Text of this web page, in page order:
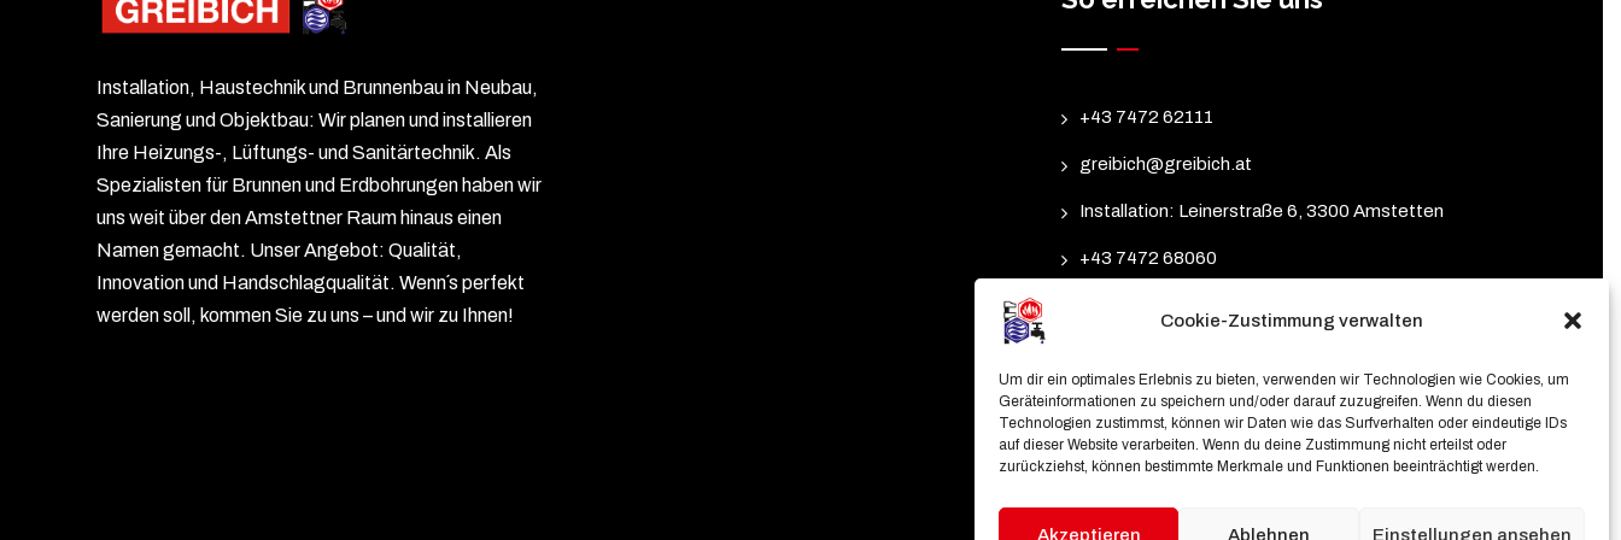
Cookie-Zustimmung verwalten
Um dir ein optimales Erlebnis zu bieten, verwenden wir Technologien wie Cookies, um
Geräteinformationen zu speichern und/oder darauf zuzugreifen. Wenn du diesen
Technologien zustimmst, können wir Daten wie das Surfverhalten oder eindeutige IDs
auf dieser Website verarbeiten. Wenn du deine Zustimmung nicht erteilst oder
zurückziehst, können bestimmte Merkmale und Funktionen beeinträchtigt werden.
Akzeptieren Ablehnen Einstellungen ansehen
Installation, Haustechnik und Brunnenbau in Neubau,
Sanierung und Objektbau: Wir planen und installieren
Ihre Heizungs-, Lüftungs- und Sanitärtechnik. Als
Spezialisten für Brunnen und Erdbohrungen haben wir
uns weit über den Amstettner Raum hinaus einen
Namen gemacht. Unser Angebot: Qualität,
Innovation und Handschlagqualität. Wenn´s perfekt
werden soll, kommen Sie zu uns – und wir zu Ihnen!
+43 7472 62111
greibich@greibich.at
Installation: Leinerstraße 6, 3300 Amstetten
+43 7472 68060